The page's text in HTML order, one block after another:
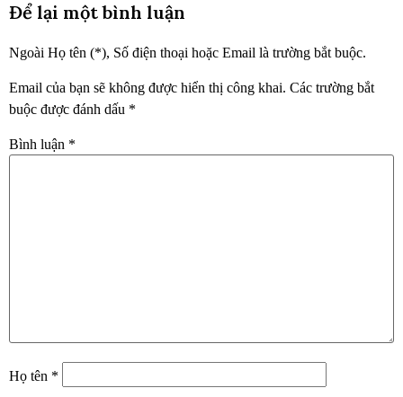
Để lại một bình luận
Ngoài Họ tên (*), Số điện thoại hoặc Email là trường bắt buộc.
Email của bạn sẽ không được hiển thị công khai. Các trường bắt
buộc được đánh dấu *
Bình luận *
Họ tên *